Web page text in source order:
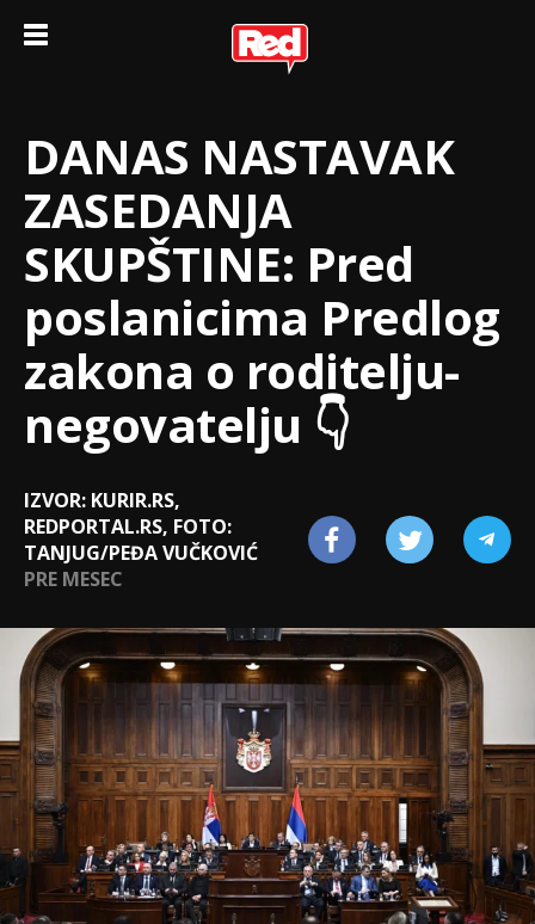
DANAS NASTAVAK
ZASEDANJA
SKUPŠTINE: Pred
poslanicima Predlog
zakona o roditelju-
negovatelju 👇
IZVOR: KURIR.RS,
REDPORTAL.RS, FOTO:
TANJUG/PEĐA VUČKOVIĆ
PRE MESEC